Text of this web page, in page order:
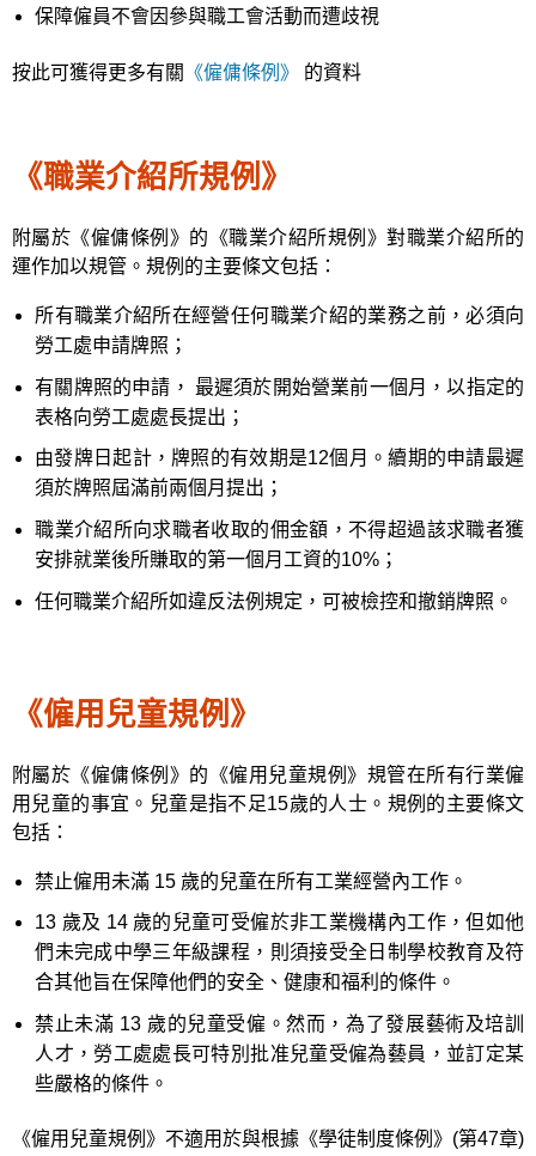
保障僱員不會因參與職工會活動而遭歧視
按此可獲得更多有關 《僱傭條例》 的資料
《職業介紹所規例》
附屬於《僱傭條例》的《職業介紹所規例》對職業介紹所的
運作加以規管。規例的主要條文包括：
所有職業介紹所在經營任何職業介紹的業務之前，必須向
勞工處申請牌照；
有關牌照的申請， 最遲須於開始營業前一個月，以指定的
表格向勞工處處長提出；
由發牌日起計，牌照的有效期是12個月。續期的申請最遲
須於牌照屆滿前兩個月提出；
職業介紹所向求職者收取的佣金額，不得超過該求職者獲
安排就業後所賺取的第一個月工資的10%；
任何職業介紹所如違反法例規定，可被檢控和撤銷牌照。
《僱用兒童規例》
附屬於《僱傭條例》的《僱用兒童規例》規管在所有行業僱
用兒童的事宜。兒童是指不足15歲的人士。規例的主要條文
包括：
禁止僱用未滿 15 歲的兒童在所有工業經營內工作。
13 歲及 14 歲的兒童可受僱於非工業機構內工作，但如他
們未完成中學三年級課程，則須接受全日制學校教育及符
合其他旨在保障他們的安全、健康和福利的條件。
禁止未滿 13 歲的兒童受僱。然而，為了發展藝術及培訓
人才，勞工處處長可特別批准兒童受僱為藝員，並訂定某
些嚴格的條件。
《僱用兒童規例》不適用於與根據《學徒制度條例》(第47章)